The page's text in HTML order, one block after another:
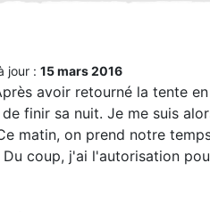
jour : 15 mars 2016
avoir retourné la tente
finir sa nuit. Je me suis
matin, on prend notre
coup, j'ai l'autorisation